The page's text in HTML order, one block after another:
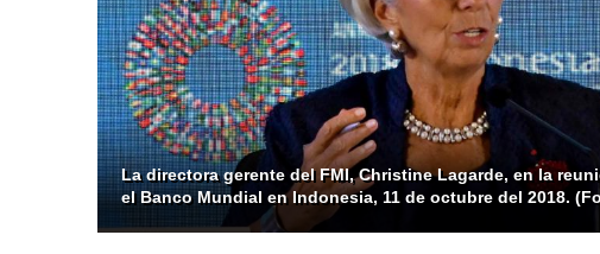
La directora gerente del FMI, Christine Lagarde, en la
el Banco Mundial en Indonesia, 11 de octubre del 2018.